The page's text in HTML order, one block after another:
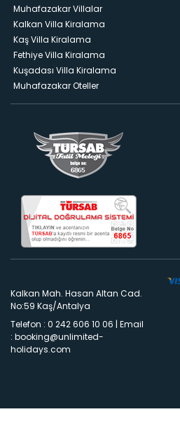
Muhafazakar Villalar
Kalkan Villa Kiralama
Kaş Villa Kiralama
Fethiye Villa Kiralama
Kuşadası Villa Kiralama
Muhafazakar Oteller
Kalkan Mah. Hasan Altan Cad.
No:59 Kaş/Antalya
Telefon : 0 242 606 10 06 | Email
: booking@unlimited-
holidays.com